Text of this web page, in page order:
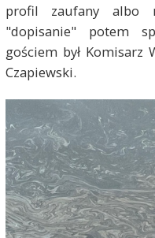
profil zaufany albo
"dopisanie" potem
gościem był Komisarz
Czapiewski.